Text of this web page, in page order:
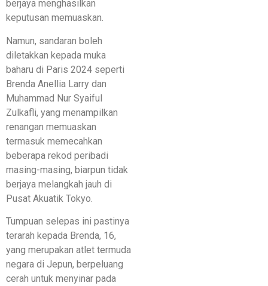
berjaya menghasilkan
keputusan memuaskan.
Namun, sandaran boleh
diletakkan kepada muka
baharu di Paris 2024 seperti
Brenda Anellia Larry dan
Muhammad Nur Syaiful
Zulkafli, yang menampilkan
renangan memuaskan
termasuk memecahkan
beberapa rekod peribadi
masing-masing, biarpun tidak
berjaya melangkah jauh di
Pusat Akuatik Tokyo.
Tumpuan selepas ini pastinya
terarah kepada Brenda, 16,
yang merupakan atlet termuda
negara di Jepun, berpeluang
cerah untuk menyinar pada